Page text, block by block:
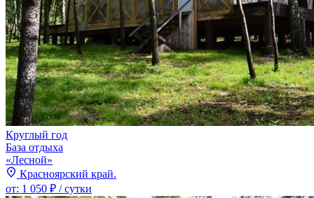
Круглый год
База отдыха
«Лесной»
Красноярский край.
от: 1 050 ₽ / сутки